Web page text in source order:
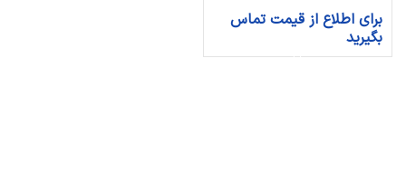
برای اطلاع از قیمت تماس
بگیرید